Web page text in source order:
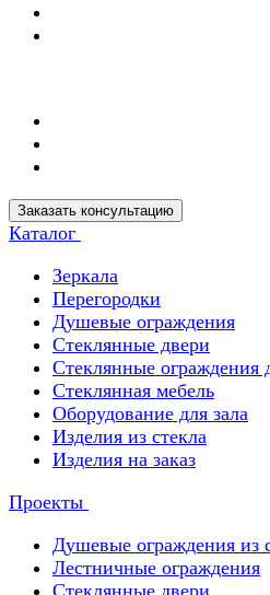
Заказать консультацию
Каталог
Зеркала
Перегородки
Душевые ограждения
Стеклянные двери
Стеклянные ограждения
Стеклянная мебель
Оборудование для зала
Изделия из стекла
Изделия на заказ
Проекты
Душевые ограждения из
Лестничные ограждения
Стеклянные двери